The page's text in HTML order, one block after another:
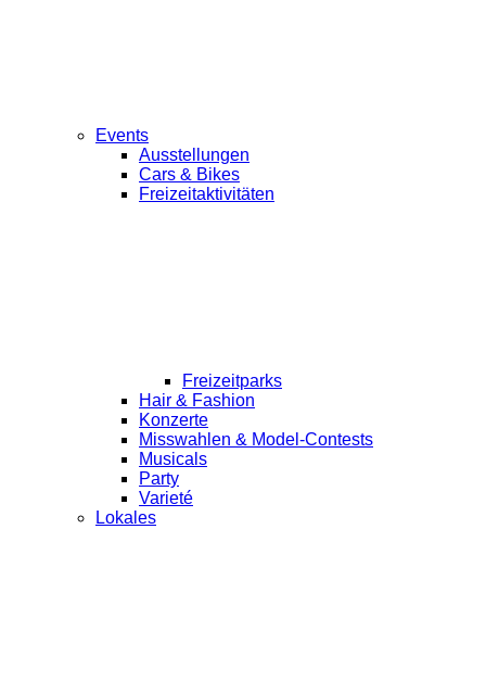
Events
Ausstellungen
Cars & Bikes
Freizeitaktivitäten
Freizeitparks
Hair & Fashion
Konzerte
Misswahlen & Model-Contests
Musicals
Party
Varieté
Lokales